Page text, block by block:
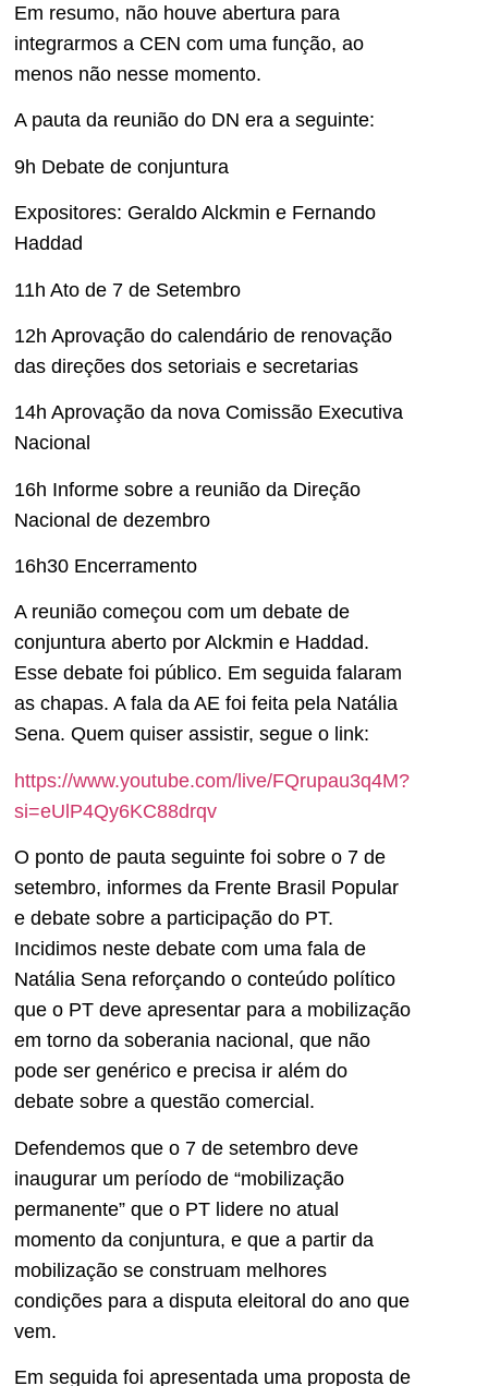
Em resumo, não houve abertura para
integrarmos a CEN com uma função, ao
menos não nesse momento.
A pauta da reunião do DN era a seguinte:
9h Debate de conjuntura
Expositores: Geraldo Alckmin e Fernando
Haddad
11h Ato de 7 de Setembro
12h Aprovação do calendário de renovação
das direções dos setoriais e secretarias
14h Aprovação da nova Comissão Executiva
Nacional
16h Informe sobre a reunião da Direção
Nacional de dezembro
16h30 Encerramento
A reunião começou com um debate de
conjuntura aberto por Alckmin e Haddad.
Esse debate foi público. Em seguida falaram
as chapas. A fala da AE foi feita pela Natália
Sena. Quem quiser assistir, segue o link:
https://www.youtube.com/live/FQrupau3q4M?
si=eUlP4Qy6KC88drqv
O ponto de pauta seguinte foi sobre o 7 de
setembro, informes da Frente Brasil Popular
e debate sobre a participação do PT.
Incidimos neste debate com uma fala de
Natália Sena reforçando o conteúdo político
que o PT deve apresentar para a mobilização
em torno da soberania nacional, que não
pode ser genérico e precisa ir além do
debate sobre a questão comercial.
Defendemos que o 7 de setembro deve
inaugurar um período de “mobilização
permanente” que o PT lidere no atual
momento da conjuntura, e que a partir da
mobilização se construam melhores
condições para a disputa eleitoral do ano que
vem.
Em seguida foi apresentada uma proposta de